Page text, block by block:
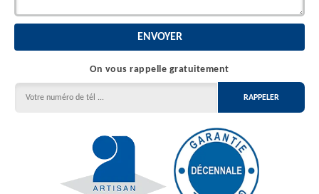
On vous rappelle gratuitement